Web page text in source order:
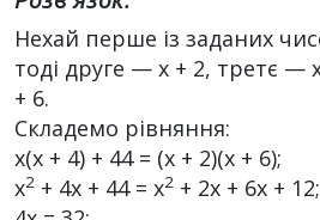
Нехай перше із заданих
тоді друге — x + 2, третє —
+ 6.
Складемо рівняння:
x(x + 4) + 44 = (x + 2)(x + 6);
x2 + 4x + 44 = x2 + 2x + 6x + 12;